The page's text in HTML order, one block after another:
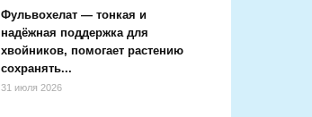
Фульвохелат — тонкая и
надёжная поддержка для
хвойников, помогает растению
сохранять...
31 июля 2026